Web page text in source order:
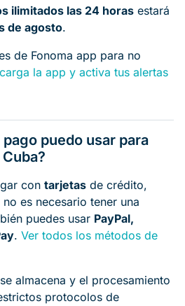
ilimitados las 24 horas estará
de agosto.
de Fonoma app para no
la app y activa tus alertas
puedo usar para
con tarjetas de crédito,
es necesario tener una
puedes usar PayPal,
. Ver todos los métodos de
almacena y el procesamiento
protocolos de